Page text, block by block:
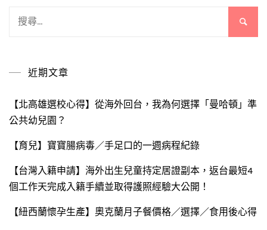
近期文章
【北高雄選校心得】從海外回台，我為何選擇「曼哈頓」準
公共幼兒園？
【育兒】寶寶腸病毒／手足口的一週病程紀錄
【台灣入籍申請】海外出生兒童持定居證副本，返台最短4
個工作天完成入籍手續並取得護照經驗大公開！
【紐西蘭懷孕生產】奧克蘭月子餐價格／選擇／食用後心得